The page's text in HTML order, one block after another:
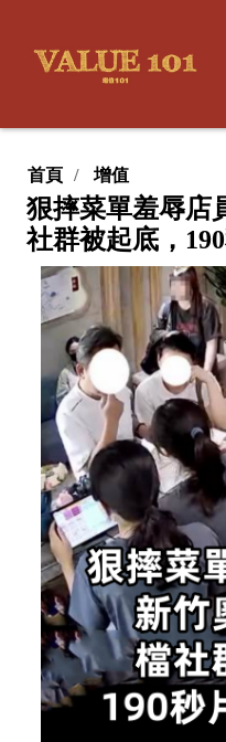
首頁 增值
狠摔菜單羞辱店
社群被起底，